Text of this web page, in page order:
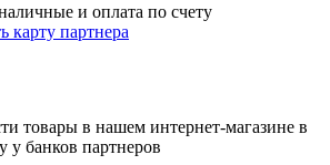
и оплата по счету
карту партнера
товары в нашем интернет-магазине в
у банков партнеров